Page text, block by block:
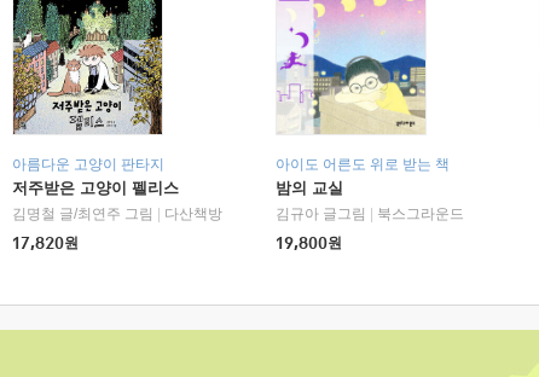
아름다운 고양이 판타지
저주받은 고양이 펠리스
김명철 글/최연주 그림
다산책방
17,820원
아이도 어른도 위로 받는 책
밤의 교실
김규아 글그림
북스그라운드
19,800원